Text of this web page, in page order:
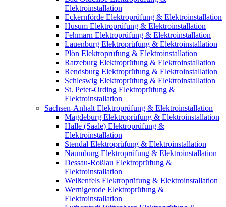
Elektroinstallation
Eckernförde Elektroprüfung & Elektroinstallation
Husum Elektroprüfung & Elektroinstallation
Fehmarn Elektroprüfung & Elektroinstallation
Lauenburg Elektroprüfung & Elektroinstallation
Plön Elektroprüfung & Elektroinstallation
Ratzeburg Elektroprüfung & Elektroinstallation
Rendsburg Elektroprüfung & Elektroinstallation
Schleswig Elektroprüfung & Elektroinstallation
St. Peter-Ording Elektroprüfung &
Elektroinstallation
Sachsen-Anhalt Elektroprüfung & Elektroinstallation
Magdeburg Elektroprüfung & Elektroinstallation
Halle (Saale) Elektroprüfung &
Elektroinstallation
Stendal Elektroprüfung & Elektroinstallation
Naumburg Elektroprüfung & Elektroinstallation
Dessau-Roßlau Elektroprüfung &
Elektroinstallation
Weißenfels Elektroprüfung & Elektroinstallation
Wernigerode Elektroprüfung &
Elektroinstallation